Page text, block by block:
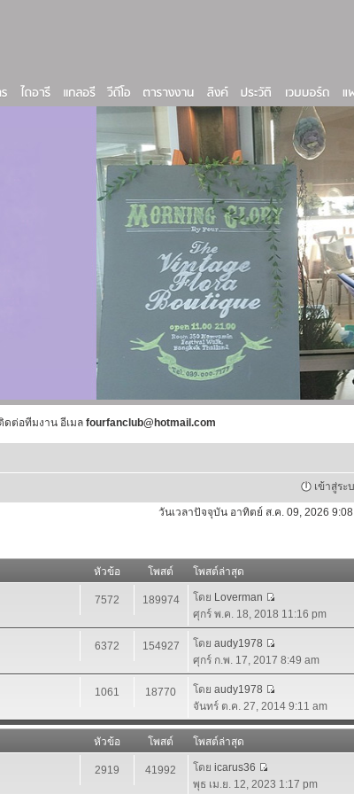
ดต่อทีมงาน อีเมล fourfanclub@hotmail.com
เข้าสู่ระ
วันเวลาปัจจุบัน อาทิตย์ ส.ค. 09, 2026
หัวข้อ โพสต์
โพสต์ล่าสุด
7572 189974 โดย Loverman
ศุกร์ พ.ค. 18, 2018 11:16 pm
6372 154927 โดย audy1978
ศุกร์ ก.พ. 17, 2017 8:49 am
1061 18770 โดย audy1978
จันทร์ ต.ค. 27, 2014 9:11 am
หัวข้อ โพสต์
โพสต์ล่าสุด
2919 41992 โดย icarus36
พุธ เม.ย. 12, 2023 1:17 pm